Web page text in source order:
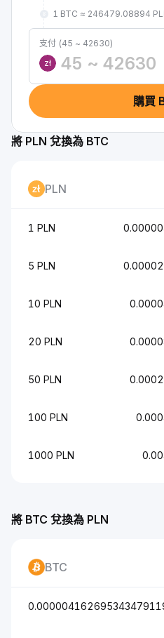
1 BTC ≈ 246479.08894
支付 (45 ~ 42630)
zł
購買
將 BTC 兌換為 PLN
BTC
將 PLN 兌換為 BTC
PLN
1 PLN
5 PLN
10 PLN
20 PLN
50 PLN
100 PLN
1000 PLN